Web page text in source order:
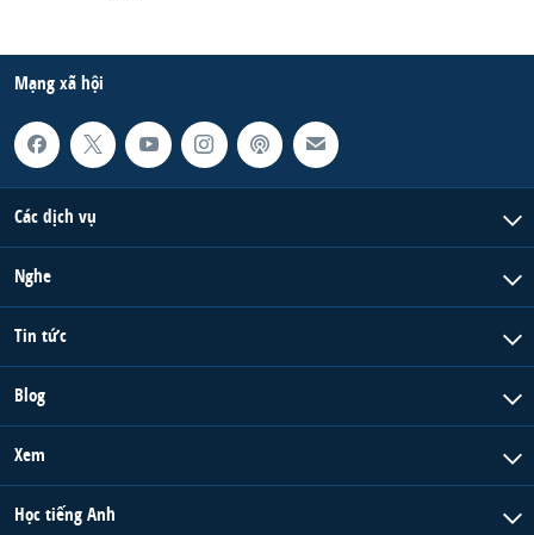
Mạng xã hội
Các dịch vụ
Nghe
Tin tức
Blog
Xem
Học tiếng Anh